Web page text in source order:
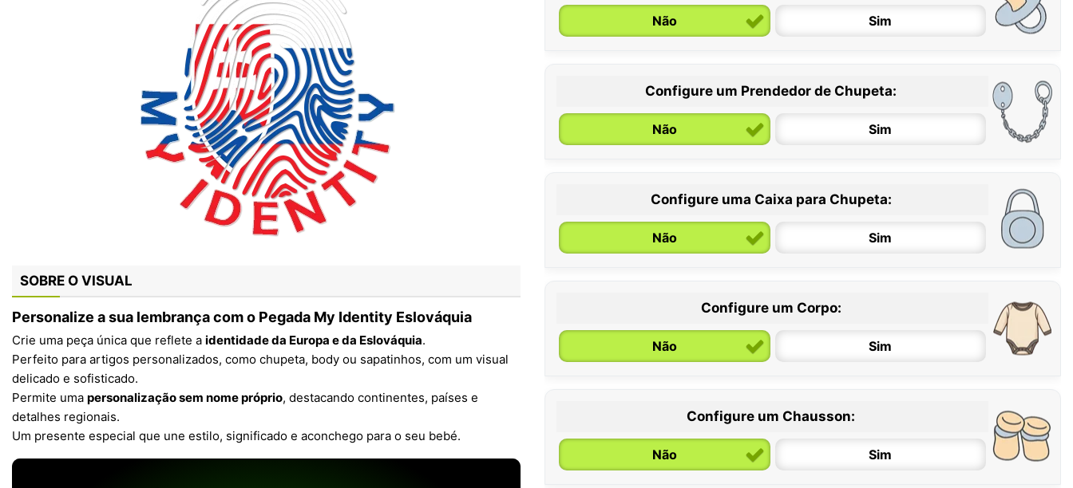
SOBRE O VISUAL
Personalize a sua lembrança com o Pegada My Identity Eslováquia
Crie uma peça única que reflete a identidade da Europa e da Eslováquia.
Perfeito para artigos personalizados, como chupeta, body ou sapatinhos, com um visual
delicado e sofisticado.
Permite uma personalização sem nome próprio, destacando continentes, países e
detalhes regionais.
Um presente especial que une estilo, significado e aconchego para o seu bebé.
Não Sim
0 / 6 meses
Configure um Prendedor de Chupeta:
Não Sim
Configure uma Caixa para Chupeta:
Não Sim
Configure um Corpo:
Não Sim
6 / 12 meses 12 / 18 meses
Configure um Chausson:
Não Sim